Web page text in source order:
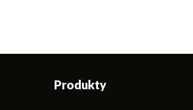
Produkty